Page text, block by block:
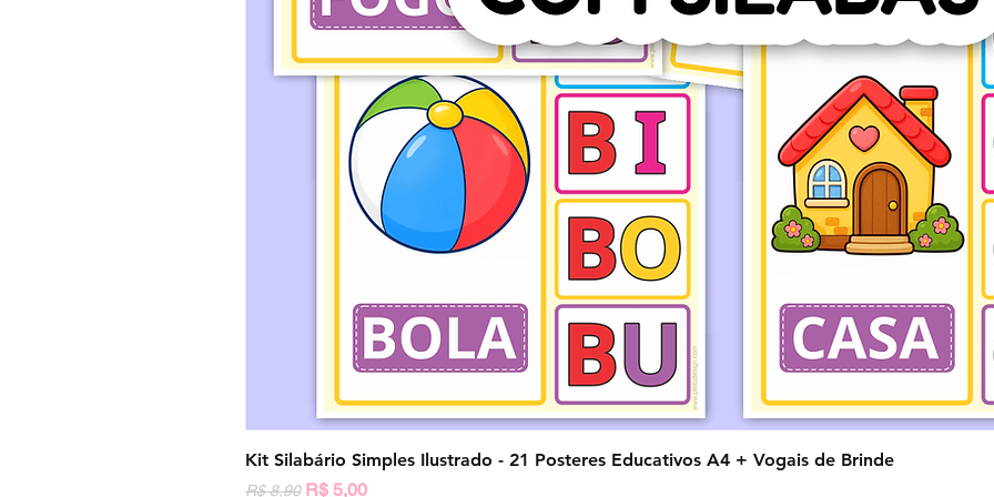
Visualização rápida
Kit Silabário Simples Ilustrado - 21 Posteres Educativos A4 + Vogais de Brinde
Preço normal
R$ 8,90 Preço promocional
R$ 5,00